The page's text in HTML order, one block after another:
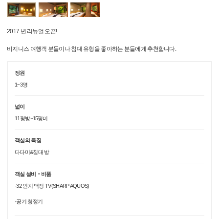
2017 년 리뉴얼 오픈!
비지니스 여행객 분들이나 침대 유형을 좋아하는 분들에게 추천합니다.
정원
1~3명
넓이
11평방~15평미
객실의 특징
다다미&침대 방
객실 설비‧비품
·32 인치 액정 TV(SHARP AQUOS)
·공기 청정기